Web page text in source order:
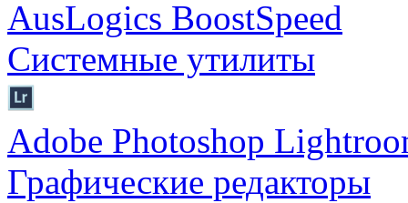
AusLogics BoostSpeed
Системные утилиты
Adobe Photoshop
Графические редакторы